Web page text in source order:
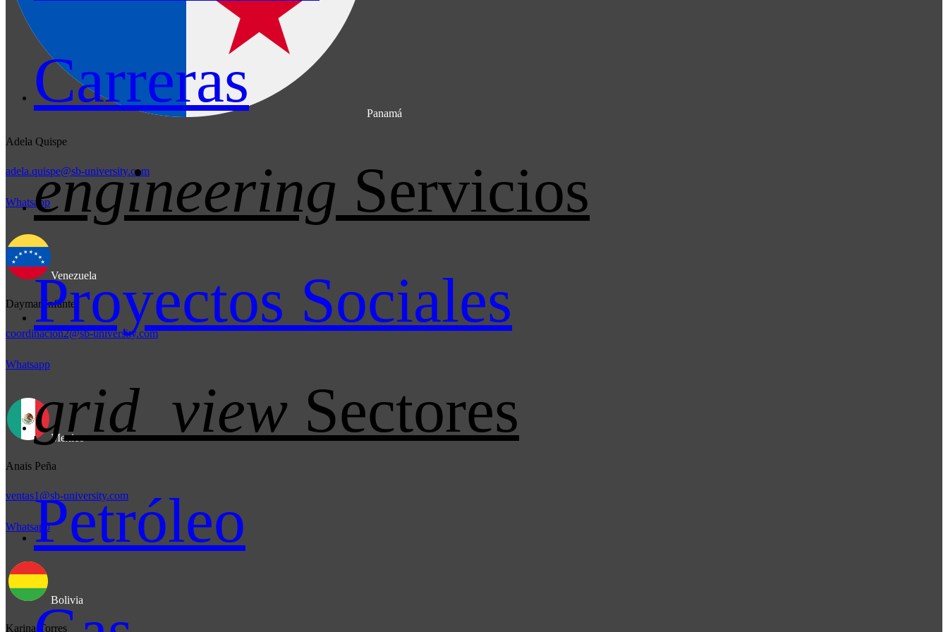
Carreras
engineering Servicios
Proyectos Sociales
grid_view Sectores
Petróleo
Panamá
Adela Quispe
adela.quispe@sb-university.com
Whatsapp
Venezuela
Daymar Infante
coordinacion2@sb-university.com
Whatsapp
Mexico
Anais Peña
ventas1@sb-university.com
Whatsapp
Bolivia
Karina Torres